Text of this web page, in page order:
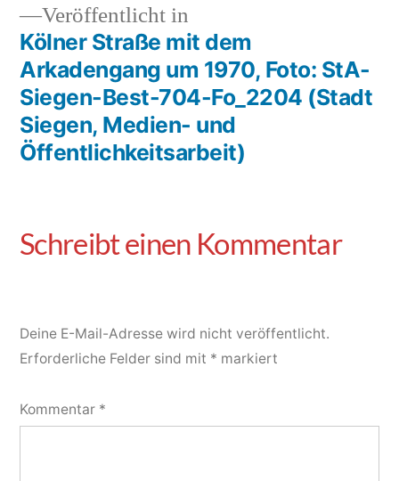
Veröffentlicht in
Kölner Straße mit dem
Arkadengang um 1970, Foto: StA-
Siegen-Best-704-Fo_2204 (Stadt
Siegen, Medien- und
Öffentlichkeitsarbeit)
Deine E-Mail-Adresse wird nicht veröffentlicht.
Erforderliche Felder sind mit * markiert
Kommentar *